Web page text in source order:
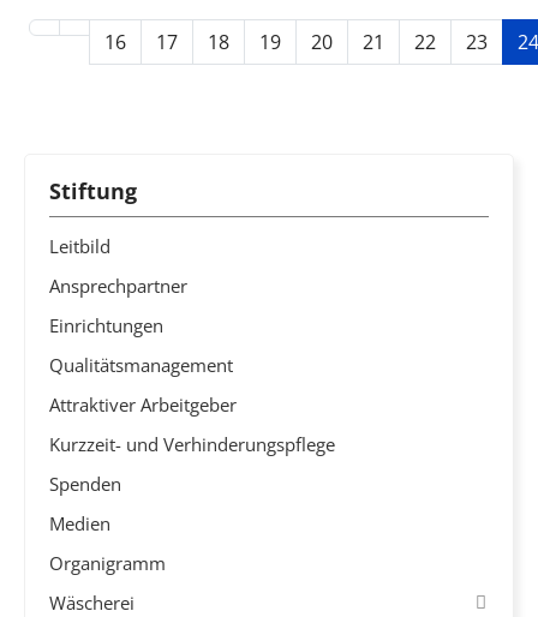
16 17 18 19 20 21 22 23 24
Stiftung
Leitbild
Ansprechpartner
Einrichtungen
Qualitätsmanagement
Attraktiver Arbeitgeber
Kurzzeit- und Verhinderungspflege
Spenden
Medien
Organigramm
Wäscherei